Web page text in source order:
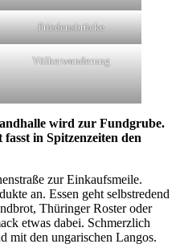
Friedensbrücke
Völkerwanderung
wird zur Fundgrube.
in Spitzenzeiten den
zur Einkaufsmeile.
an. Essen geht selbstredend
Thüringer Roster oder
etwas dabei. Schmerzlich
mit den ungarischen Langos.